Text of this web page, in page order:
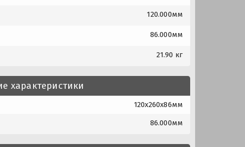
120.000мм
86.000мм
21.90 кг
характеристики
120x260x86мм
86.000мм